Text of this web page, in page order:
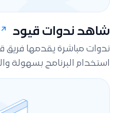
شاهد ندوات قيود
ندوات مباشرة يقدمها
استخدام البرنامج بسهولة